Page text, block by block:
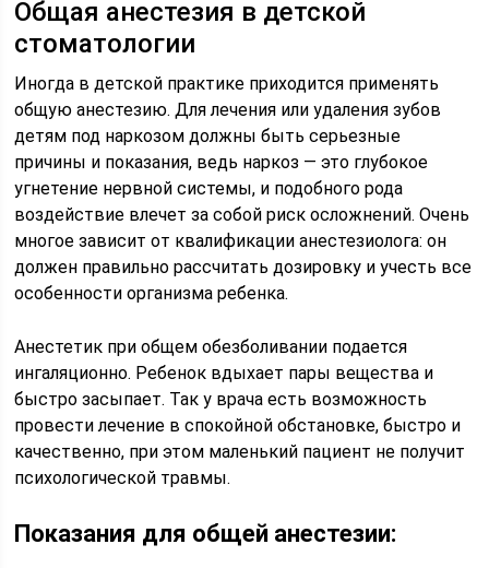
Общая анестезия в детской
стоматологии
Иногда в детской практике приходится применять
общую анестезию. Для лечения или удаления зубов
детям под наркозом должны быть серьезные
причины и показания, ведь наркоз — это глубокое
угнетение нервной системы, и подобного рода
воздействие влечет за собой риск осложнений. Очень
многое зависит от квалификации анестезиолога: он
должен правильно рассчитать дозировку и учесть все
особенности организма ребенка.
Анестетик при общем обезболивании подается
ингаляционно. Ребенок вдыхает пары вещества и
быстро засыпает. Так у врача есть возможность
провести лечение в спокойной обстановке, быстро и
качественно, при этом маленький пациент не получит
психологической травмы.
Показания для общей анестезии: